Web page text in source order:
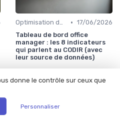
Optimisation du temps • 17/06/2026
Tableau de bord office
manager : les 8 indicateurs
qui parlent au CODIR (avec
leur source de données)
donne le contrôle sur ceux que
Personnaliser